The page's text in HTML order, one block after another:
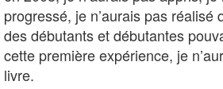
progressé, je n’aurais pas réalisé
des débutants et débutantes
cette première expérience, je
livre.